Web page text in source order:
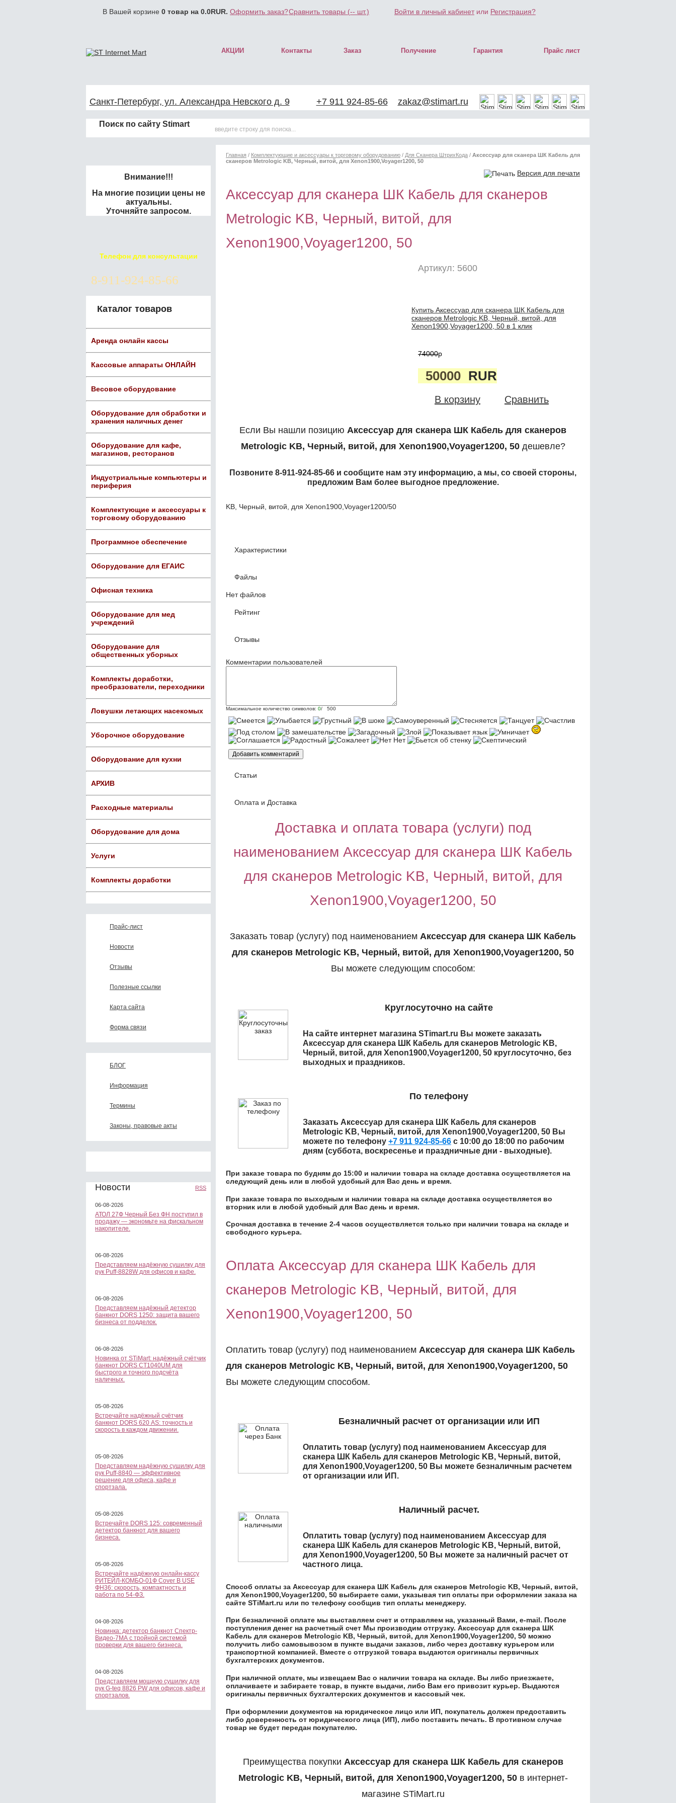
В Вашей корзине 0 товар на 0.0RUR. Оформить заказ?Сравнить товары (-- шт.) Войти в личный кабинетили Регистрация?
АКЦИИ Контакты Заказ Получение Гарантия Прайс лист
Санкт-Петербург, ул. Александра Невского д. 9 +7 911 924-85-66 zakaz@stimart.ru
Поиск по сайту Stimart
Внимание!!!
На многие позиции цены не
актуальны.
Уточняйте запросом.
Телефон для консультации
8-911-924-85-66
Каталог товаров
Аренда онлайн кассы
Кассовые аппараты ОНЛАЙН
Весовое оборудование
Оборудование для обработки и
хранения наличных денег
Оборудование для кафе,
магазинов, ресторанов
Индустриальные компьютеры и
периферия
Комплектующие и аксессуары к
торговому оборудованию
Программное обеспечение
Оборудование для ЕГАИС
Офисная техника
Оборудование для мед
учреждений
Оборудование для
общественных уборных
Комплекты доработки,
преобразователи, переходники
Ловушки летающих насекомых
Уборочное оборудование
Оборудование для кухни
АРХИВ
Расходные материалы
Оборудование для дома
Услуги
Комплекты доработки
Прайс-лист
Новости
Отзывы
Полезные ссылки
Карта сайта
Форма связи
БЛОГ
Информация
Термины
Законы, правовые акты
Новости RSS
06-08-2026
АТОЛ 27Ф Черный Без ФН поступил в
продажу — экономьте на фискальном
накопителе.
06-08-2026
Представляем надёжную сушилку для
рук Puff-8828W для офисов и кафе.
06-08-2026
Представляем надёжный детектор
банкнот DORS 1250: защита вашего
бизнеса от подделок.
06-08-2026
Новинка от STiMart: надёжный счётчик
банкнот DORS CT1040UM для
быстрого и точного подсчёта
наличных.
05-08-2026
Встречайте надёжный счётчик
банкнот DORS 620 АS: точность и
скорость в каждом движении.
05-08-2026
Представляем надёжную сушилку для
рук Puff-8840 — эффективное
решение для офиса, кафе и
спортзала.
05-08-2026
Встречайте DORS 125: современный
детектор банкнот для вашего
бизнеса.
05-08-2026
Встречайте надёжную онлайн-кассу
РИТЕЙЛ-КОМБО-01Ф Cover B USE
ФН36: скорость, компактность и
работа по 54-ФЗ.
04-08-2026
Новинка: детектор банкнот Спектр-
Видео-7МА с тройной системой
проверки для вашего бизнеса.
04-08-2026
Представляем мощную сушилку для
рук G-teq 8826 PW для офисов, кафе и
спортзалов.
Главная / Комплектующие и аксессуары к торговому оборудованию / Для Сканера ШтрихКода / Аксессуар для сканера ШК Кабель для
сканеров Metrologic KB, Черный, витой, для Xenon1900,Voyager1200, 50
Версия для печати
Аксессуар для сканера ШК Кабель для сканеров
Metrologic KB, Черный, витой, для
Xenon1900,Voyager1200, 50
Артикул: 5600
Купить Аксессуар для сканера ШК Кабель для
сканеров Metrologic KB, Черный, витой, для
Xenon1900,Voyager1200, 50 в 1 клик
74000p
50000 RUR
В корзину Сравнить
Если Вы нашли позицию Аксессуар для сканера ШК Кабель для сканеров
Metrologic KB, Черный, витой, для Xenon1900,Voyager1200, 50дешевле?
Позвоните 8-911-924-85-66 и сообщите нам эту информацию, а мы, со своей стороны,
предложим Вам более выгодное предложение.
KB, Черный, витой, для Xenon1900,Voyager1200/50
Характеристики
Файлы
Нет файлов
Рейтинг
Отзывы
Комментарии пользователей
Максимальное количество символов: 0/ 500
Статьи
Оплата и Доставка
Доставка и оплата товара (услуги) под
наименованием Аксессуар для сканера ШК Кабель
для сканеров Metrologic KB, Черный, витой, для
Xenon1900,Voyager1200, 50
Заказать товар (услугу) под наименованием Аксессуар для сканера ШК Кабель
для сканеров Metrologic KB, Черный, витой, для Xenon1900,Voyager1200, 50
Вы можете следующим способом:
Круглосуточно на сайте
На сайте интернет магазина STimart.ru Вы можете заказать
Аксессуар для сканера ШК Кабель для сканеров Metrologic KB,
Черный, витой, для Xenon1900,Voyager1200, 50 круглосуточно, без
выходных и праздников.
По телефону
Заказать Аксессуар для сканера ШК Кабель для сканеров
Metrologic KB, Черный, витой, для Xenon1900,Voyager1200, 50 Вы
можете по телефону +7 911 924-85-66 с 10:00 до 18:00 по рабочим
дням (суббота, воскресенье и праздничные дни - выходные).
При заказе товара по будням до 15:00 и наличии товара на складе доставка осуществляется на
следующий день или в любой удобный для Вас день и время.
При заказе товара по выходным и наличии товара на складе доставка осуществляется во
вторник или в любой удобный для Вас день и время.
Срочная доставка в течение 2-4 часов осуществляется только при наличии товара на складе и
свободного курьера.
Оплата Аксессуар для сканера ШК Кабель для
сканеров Metrologic KB, Черный, витой, для
Xenon1900,Voyager1200, 50
Оплатить товар (услугу) под наименованием Аксессуар для сканера ШК Кабель
для сканеров Metrologic KB, Черный, витой, для Xenon1900,Voyager1200, 50
Вы можете следующим способом.
Безналичный расчет от организации или ИП
Оплатить товар (услугу) под наименованием Аксессуар для
сканера ШК Кабель для сканеров Metrologic KB, Черный, витой,
для Xenon1900,Voyager1200, 50 Вы можете безналичным расчетем
от организации или ИП.
Наличный расчет.
Оплатить товар (услугу) под наименованием Аксессуар для
сканера ШК Кабель для сканеров Metrologic KB, Черный, витой,
для Xenon1900,Voyager1200, 50 Вы можете за наличный расчет от
частного лица.
Способ оплаты за Аксессуар для сканера ШК Кабель для сканеров Metrologic KB, Черный, витой,
для Xenon1900,Voyager1200, 50 выбираете сами, указывая тип оплаты при оформлении заказа на
сайте STiMart.ru или по телефону сообщив тип оплаты менеджеру.
При безналичной оплате мы выставляем счет и отправляем на, указанный Вами, e-mail. После
поступления денег на расчетный счет Мы производим отгрузку. Аксессуар для сканера ШК
Кабель для сканеров Metrologic KB, Черный, витой, для Xenon1900,Voyager1200, 50 можно
получить либо самовывозом в пункте выдачи заказов, либо через доставку курьером или
транспортной компанией. Вместе с отгрузкой товара выдаются оригиналы первичных
бухгалтерских документов.
При наличной оплате, мы извещаем Вас о наличии товара на складе. Вы либо приезжаете,
оплачиваете и забираете товар, в пункте выдачи, либо Вам его привозит курьер. Выдаются
оригиналы первичных бухгалтерских документов и кассовый чек.
При оформлении документов на юридическое лицо или ИП, покупатель должен предоставить
либо доверенность от юридического лица (ИП), либо поставить печать. В противном случае
товар не будет передан покупателю.
Преимущества покупки Аксессуар для сканера ШК Кабель для сканеров
Metrologic KB, Черный, витой, для Xenon1900,Voyager1200, 50в интернет-
магазине STiMart.ru